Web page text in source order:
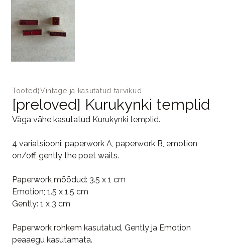
Tooted⟩Vintage ja kasutatud tarvikud
[preloved] Kurukynki templid
Väga vähe kasutatud Kurukynki templid.
4 variatsiooni: paperwork A, paperwork B, emotion
on/off, gently the poet waits.
Paperwork mõõdud: 3.5 x 1 cm
Emotion; 1.5 x 1.5 cm
Gently: 1 x 3 cm
Paperwork rohkem kasutatud, Gently ja Emotion
peaaegu kasutamata.